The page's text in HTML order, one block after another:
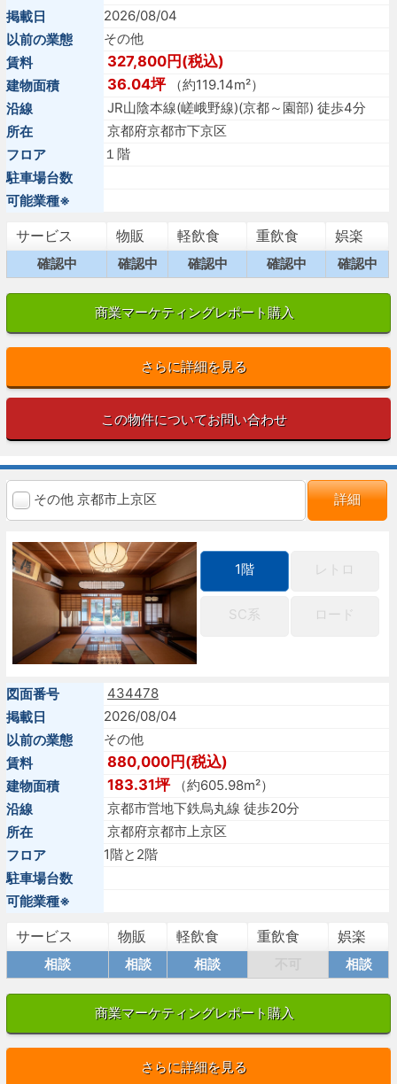
掲載日
2026/08/04
以前の業態
その他
賃料
327,800円(税込)
建物面積 36.04坪（約119.14m²）
沿線
JR山陰本線(嵯峨野線)(京都～園部) 徒歩4分
所在
京都府京都市下京区
フロア
１階
駐車場台数
可能業種※
サービス 物販 軽飲食 重飲食 娯楽
確認中 確認中 確認中 確認中 確認中
商業マーケティングレポート購入
さらに詳細を見る
この物件についてお問い合わせ
その他 京都市上京区 詳細
1階 レトロ
SC系 ロード
図面番号
434478
掲載日
2026/08/04
以前の業態
その他
賃料
880,000円(税込)
建物面積 183.31坪（約605.98m²）
沿線
京都市営地下鉄烏丸線 徒歩20分
所在
京都府京都市上京区
フロア
1階と2階
駐車場台数
可能業種※
サービス 物販 軽飲食 重飲食 娯楽
相談 相談 相談 相談
商業マーケティングレポート購入
さらに詳細を見る